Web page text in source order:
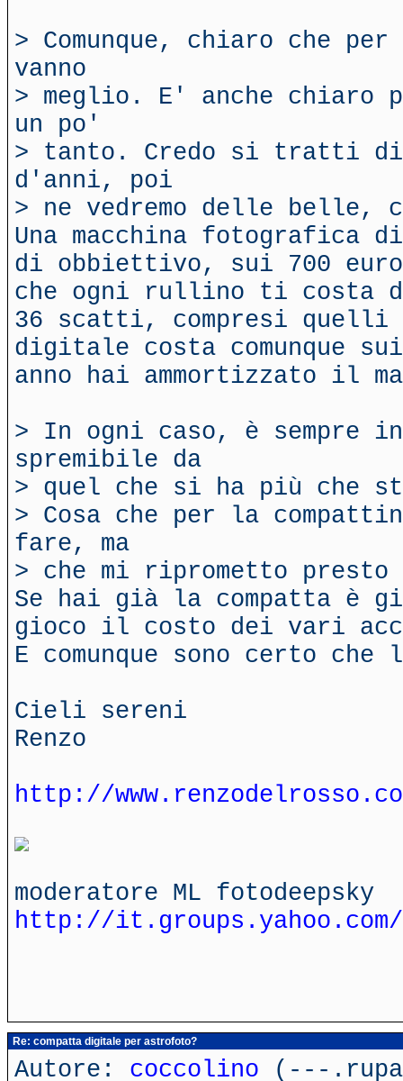
> Comunque, chiaro che
vanno
> meglio. E' anche chiaro
un po'
> tanto. Credo si tratti di
d'anni, poi
> ne vedremo delle
Una macchina fotografica
di obbiettivo, sui 700
che ogni rullino ti costa
36 scatti, compresi quelli
digitale costa comunque
anno hai ammortizzato il
> In ogni caso, è sempre
spremibile da
> quel che si ha più che
> Cosa che per la
fare, ma
> che mi riprometto
Se hai già la compatta è
gioco il costo dei vari
E comunque sono certo che
Cieli sereni
Renzo
http://
moderatore ML fotodeepsky
http://it.groups.yahoo.com/
Re: compatta digitale per astrofoto?
Autore: coccolino (---